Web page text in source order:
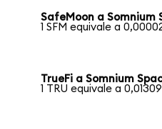
SafeMoon a Somnium
1 SFM equivale a
TrueFi a Somnium
1 TRU equivale a